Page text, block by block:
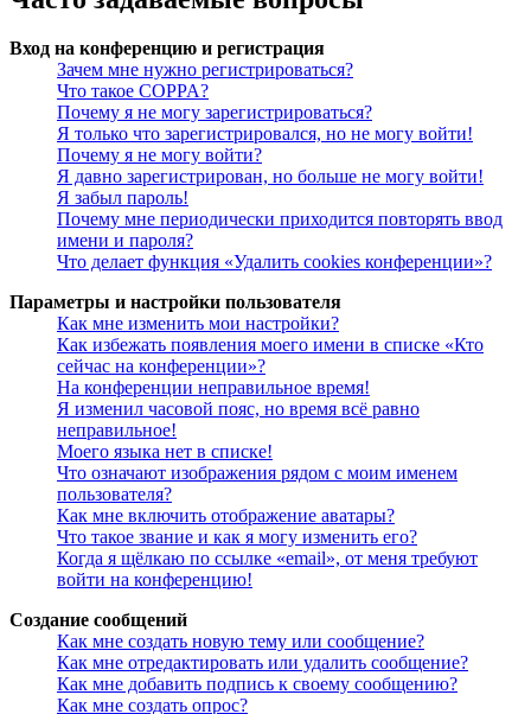
Вход на конференцию и регистрация
Зачем мне нужно регистрироваться?
Что такое COPPA?
Почему я не могу зарегистрироваться?
Я только что зарегистрировался, но не могу войти!
Почему я не могу войти?
Я давно зарегистрирован, но больше не могу войти!
Я забыл пароль!
Почему мне периодически приходится повторять ввод
имени и пароля?
Что делает функция «Удалить cookies конференции»?
Параметры и настройки пользователя
Как мне изменить мои настройки?
Как избежать появления моего имени в списке «Кто
сейчас на конференции»?
На конференции неправильное время!
Я изменил часовой пояс, но время всё равно
неправильное!
Моего языка нет в списке!
Что означают изображения рядом с моим именем
пользователя?
Как мне включить отображение аватары?
Что такое звание и как я могу изменить его?
Когда я щёлкаю по ссылке «email», от меня требуют
войти на конференцию!
Создание сообщений
Как мне создать новую тему или сообщение?
Как мне отредактировать или удалить сообщение?
Как мне добавить подпись к своему сообщению?
Как мне создать опрос?